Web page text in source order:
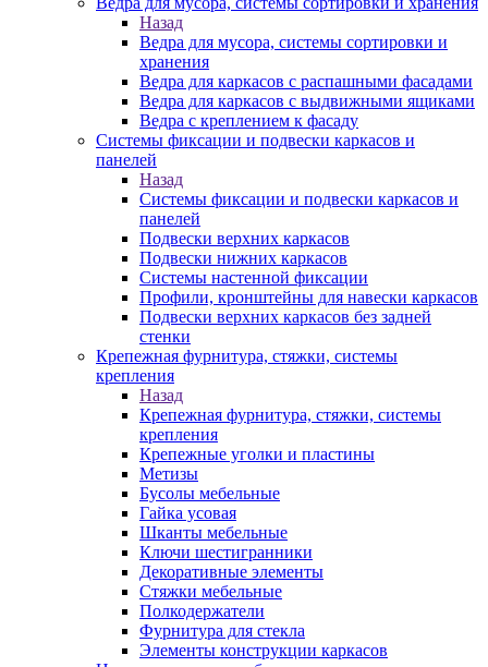
Назад
Ведра для мусора, системы сортировки и
хранения
Ведра для каркасов с распашными фасадами
Ведра для каркасов с выдвижными ящиками
Ведра с креплением к фасаду
Системы фиксации и подвески каркасов и
панелей
Назад
Системы фиксации и подвески каркасов и
панелей
Подвески верхних каркасов
Подвески нижних каркасов
Системы настенной фиксации
Профили, кронштейны для навески каркасов
Подвески верхних каркасов без задней
стенки
Крепежная фурнитура, стяжки, системы
крепления
Назад
Крепежная фурнитура, стяжки, системы
крепления
Крепежные уголки и пластины
Метизы
Бусолы мебельные
Гайка усовая
Шканты мебельные
Ключи шестигранники
Декоративные элементы
Стяжки мебельные
Полкодержатели
Фурнитура для стекла
Элементы конструкции каркасов